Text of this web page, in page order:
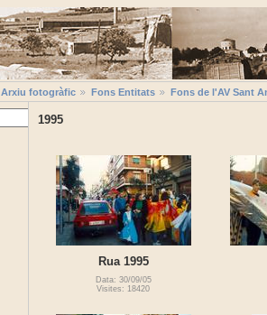
Arxiu fotogràfic Fons Entitats Fons de l'AV Sant
1995
Rua 1995
Data: 30/09/05
Visites: 18420